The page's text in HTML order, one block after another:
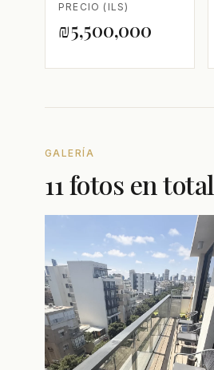
PRECIO (ILS)
₪5,500,000
GALERÍA
11 fotos en total